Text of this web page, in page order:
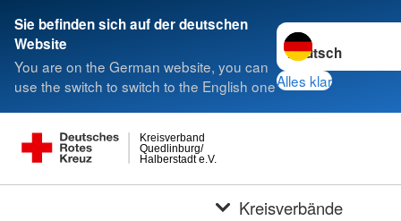
Sie befinden sich auf der deutschen
Website
You are on the German website, you can
use the switch to switch to the English one
Sprache wechseln
Alles klar
Halberstadt e.V.
Quedlinburg/
Kreisverband
Kreisverbände